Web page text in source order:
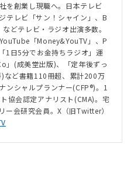
を創業し現職へ。日本テレビ
テレビ「サン！シャイン」、B
どテレビ・ラジオ出演多数。
「Money&YouTV」、P
1日5分でお金持ちラジオ」運
」(成美堂出版)、「定年後ずっ
など書籍110冊超、累計200万
ンシャルプランナー(CFP®)。1
協会認定アナリスト(CMA)。宅
ー会研究会員。X（旧Twitter）